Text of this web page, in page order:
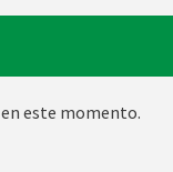
este momento.